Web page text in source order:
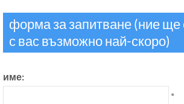
форма за запитване (ние
с вас възможно най-скоро)
име:
*